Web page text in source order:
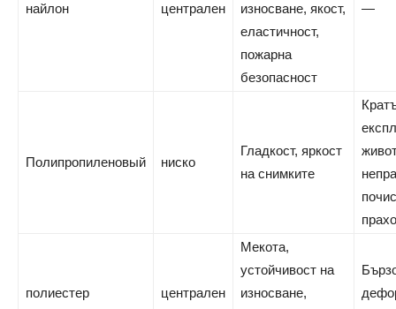
найлон централен
износване, якост,
еластичност,
пожарна
безопасност
—
Полипропиленовый ниско
Гладкост, яркост
на снимките
полиестер централен
Мекота,
устойчивост на
износване,